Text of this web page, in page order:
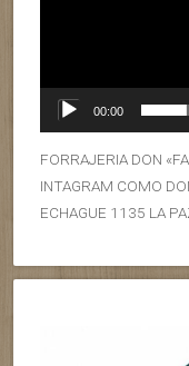
00:00
FORRAJERIA DON
INTAGRAM COMO
ECHAGUE 1135 LA